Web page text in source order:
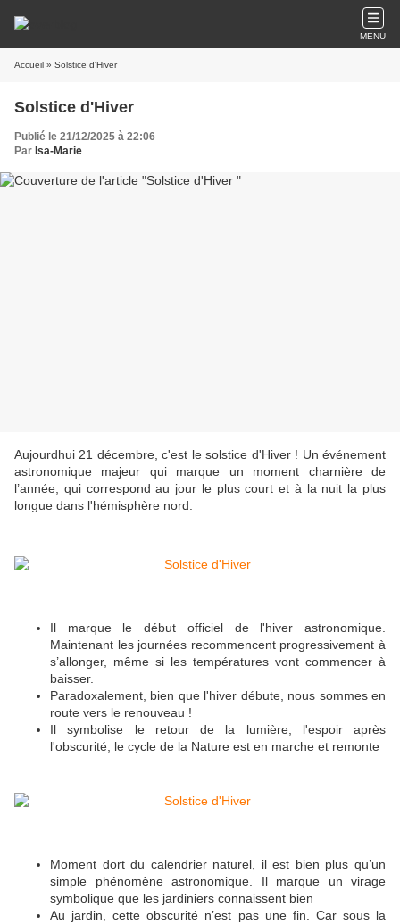
MENU
Accueil » Solstice d'Hiver
Solstice d'Hiver
Publié le 21/12/2025 à 22:06
Par Isa-Marie
Aujourdhui 21 décembre, c'est le solstice d'Hiver ! Un événement
astronomique majeur qui marque un moment charnière de
l’année, qui correspond au jour le plus court et à la nuit la plus
longue dans l'hémisphère nord.
Il marque le début officiel de l'hiver astronomique.
Maintenant les journées recommencent progressivement à
s’allonger, même si les températures vont commencer à
baisser.
Paradoxalement, bien que l'hiver débute, nous sommes en
route vers le renouveau !
Il symbolise le retour de la lumière, l'espoir après
l'obscurité, le cycle de la Nature est en marche et remonte
Moment dort du calendrier naturel, il est bien plus qu’un
simple phénomène astronomique. Il marque un virage
symbolique que les jardiniers connaissent bien
Au jardin, cette obscurité n’est pas une fin. Car sous la